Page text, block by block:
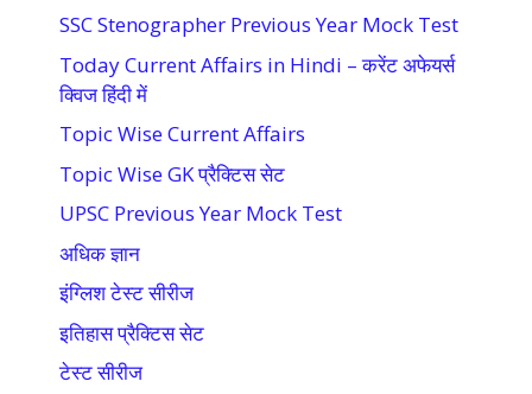
SSC Stenographer Previous Year Mock Test
Today Current Affairs in Hindi – करेंट अफेयर्स
क्विज हिंदी में
Topic Wise Current Affairs
Topic Wise GK प्रैक्टिस सेट
UPSC Previous Year Mock Test
अधिक ज्ञान
इंग्लिश टेस्ट सीरीज
इतिहास प्रैक्टिस सेट
टेस्ट सीरीज